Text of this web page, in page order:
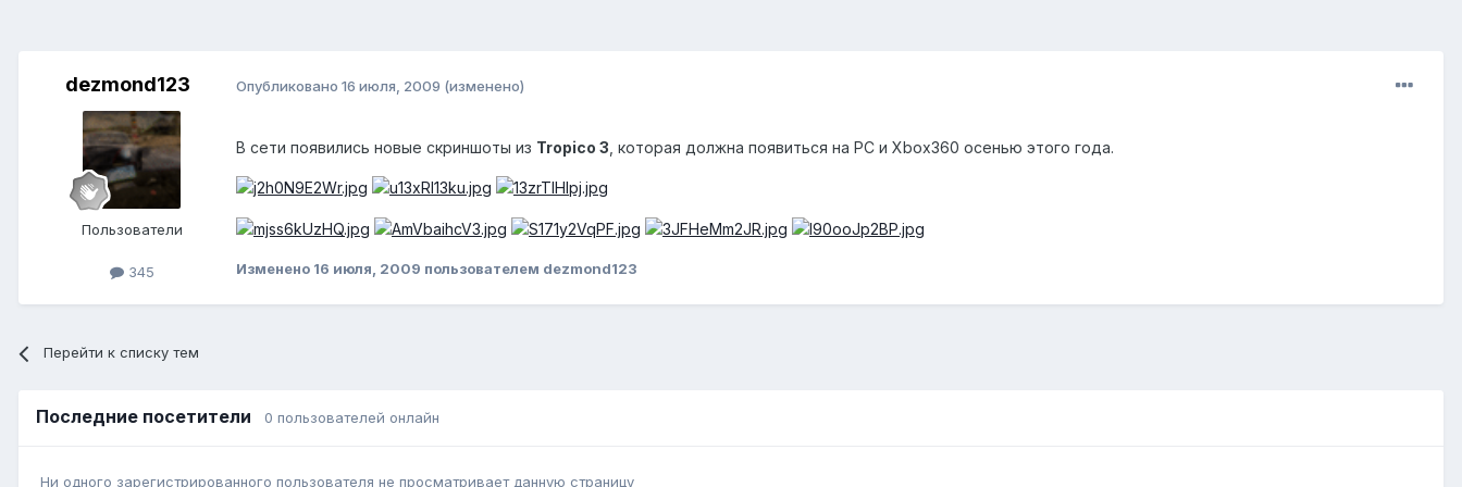
dezmond123
Пользователи
345
Опубликовано 16 июля, 2009 (изменено)
В сети появились новые скриншоты из Tropico 3 , которая должна появиться на PC и Xbox360 осенью этого года.
Изменено 16 июля, 2009 пользователем dezmond123
Перейти к списку тем
Последние посетители 0 пользователей онлайн
Ни одного зарегистрированного пользователя не просматривает данную страницу